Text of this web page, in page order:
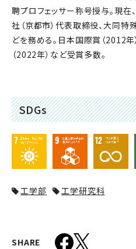
聘プロフェッサー称号授与。現
社（京都市）代表取締役、大同特
どを務める。日本国際賞（2012
（2022年）など受賞多数。
SDGs
工学部 工学研究科
SHARE